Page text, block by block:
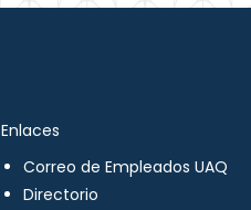
Enlaces
Correo de Empleados UAQ
Directorio